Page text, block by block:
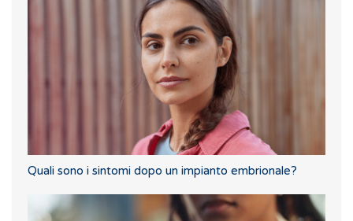
Quali sono i sintomi dopo un impianto embrionale?